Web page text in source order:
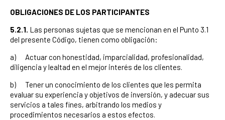
OBLIGACIONES DE LOS PARTICIPANTES
5.2.1. Las personas sujetas que se mencionan en el Punto 3.1
del presente Código, tienen como obligación:
a) Actuar con honestidad, imparcialidad, profesionalidad,
diligencia y lealtad en el mejor interés de los clientes.
b) Tener un conocimiento de los clientes que les permita
evaluar su experiencia y objetivos de inversión, y adecuar sus
servicios a tales fines, arbitrando los medios y
procedimientos necesarios a estos efectos.